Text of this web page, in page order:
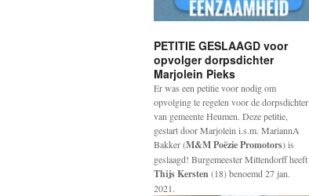
PETITIE GESLAAGD voor
opvolger dorpsdichter
Marjolein Pieks
Er was een petitie voor nodig om
opvolging te regelen voor de dorpsdichter
van gemeente Heumen. Deze petitie,
gestart door Marjolein i.s.m. MariannA
Bakker (M&M Poëzie Promotors) is
geslaagd! Burgemeester Mittendorff heeft
Thijs Kersten(18) benoemd 27 jan.
2021.